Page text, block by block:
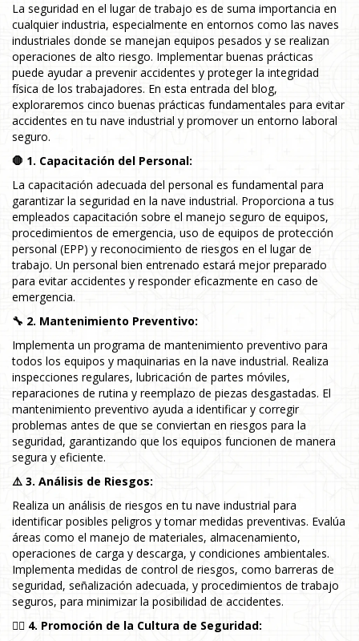
La seguridad en el lugar de trabajo es de suma importancia en
cualquier industria, especialmente en entornos como las naves
industriales donde se manejan equipos pesados y se realizan
operaciones de alto riesgo. Implementar buenas prácticas
puede ayudar a prevenir accidentes y proteger la integridad
física de los trabajadores. En esta entrada del blog,
exploraremos cinco buenas prácticas fundamentales para evitar
accidentes en tu nave industrial y promover un entorno laboral
seguro.
🛑 1. Capacitación del Personal:
La capacitación adecuada del personal es fundamental para
garantizar la seguridad en la nave industrial. Proporciona a tus
empleados capacitación sobre el manejo seguro de equipos,
procedimientos de emergencia, uso de equipos de protección
personal (EPP) y reconocimiento de riesgos en el lugar de
trabajo. Un personal bien entrenado estará mejor preparado
para evitar accidentes y responder eficazmente en caso de
emergencia.
🔧 2. Mantenimiento Preventivo:
Implementa un programa de mantenimiento preventivo para
todos los equipos y maquinarias en la nave industrial. Realiza
inspecciones regulares, lubricación de partes móviles,
reparaciones de rutina y reemplazo de piezas desgastadas. El
mantenimiento preventivo ayuda a identificar y corregir
problemas antes de que se conviertan en riesgos para la
seguridad, garantizando que los equipos funcionen de manera
segura y eficiente.
⚠️ 3. Análisis de Riesgos:
Realiza un análisis de riesgos en tu nave industrial para
identificar posibles peligros y tomar medidas preventivas. Evalúa
áreas como el manejo de materiales, almacenamiento,
operaciones de carga y descarga, y condiciones ambientales.
Implementa medidas de control de riesgos, como barreras de
seguridad, señalización adecuada, y procedimientos de trabajo
seguros, para minimizar la posibilidad de accidentes.
👷‍♂️ 4. Promoción de la Cultura de Seguridad: